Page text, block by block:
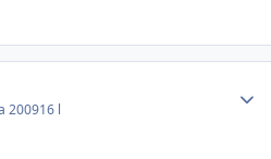
200916 l